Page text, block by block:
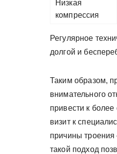
Низкая
компрессия
Регулярное
долгой и
Таким образом,
внимательного
привести к
визит к
причины троения
такой подход